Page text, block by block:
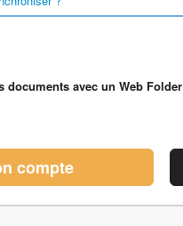
documents avec un Web Folder
compte